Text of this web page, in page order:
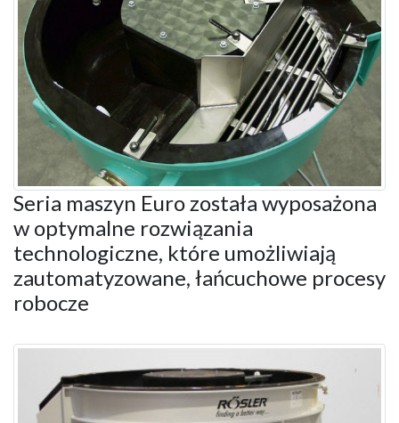
Seria maszyn Euro została wyposażona
w optymalne rozwiązania
technologiczne, które umożliwiają
zautomatyzowane, łańcuchowe procesy
robocze